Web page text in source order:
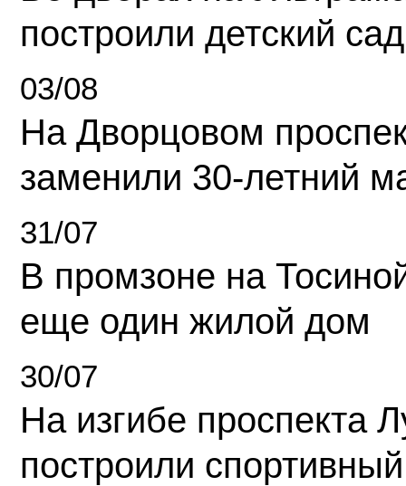
построили детский сад
03/08
На Дворцовом
заменили 30-летний
31/07
В промзоне на
еще один жилой дом
30/07
На изгибе проспекта
построили